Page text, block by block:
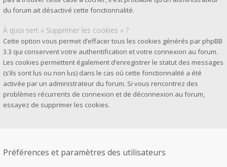
du forum ait désactivé cette fonctionnalité.
À quoi sert « Supprimer les cookies » ?
Cette option vous permet d’effacer tous les cookies générés par phpBB
3.3 qui conservent votre authentification et votre connexion au forum.
Les cookies permettent également d’enregistrer le statut des messages
(s’ils sont lus ou non lus) dans le cas où cette fonctionnalité a été
activée par un administrateur du forum. Si vous rencontrez des
problèmes récurrents de connexion et de déconnexion au forum,
essayez de supprimer les cookies.
Préférences et paramètres des utilisateurs